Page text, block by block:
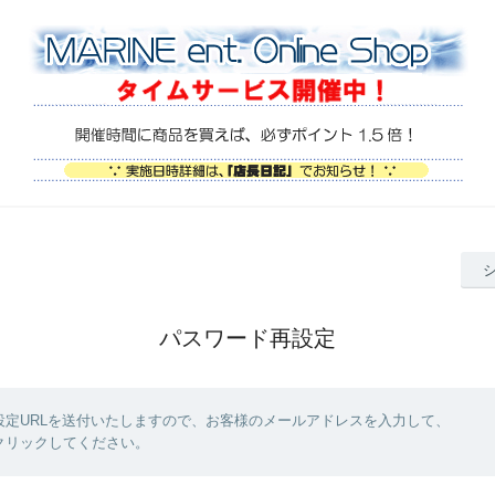
パスワード再設定
URLを送付いたしますので、お客様のメールアドレスを入力して、
ックしてください。